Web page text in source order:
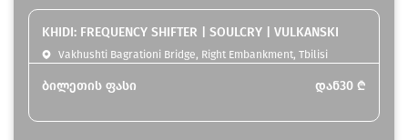
KHIDI: FREQUENCY SHIFTER | SOULCRY | VULKANSKI
Vakhushti Bagrationi Bridge, Right Embankment, Tbilisi
ბილეთის ფასი დან30 ₾